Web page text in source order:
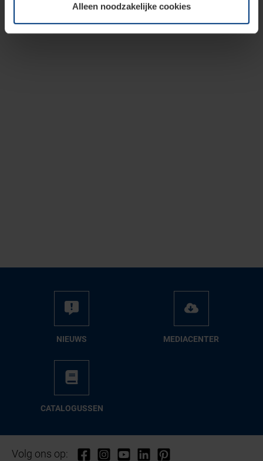
wijzigen of herroepen.Alleen noodzakelijke cookies
NIEUWS ME­DIA­CEN­TER
CA­TA­LO­GUS­SEN
Volg ons op: